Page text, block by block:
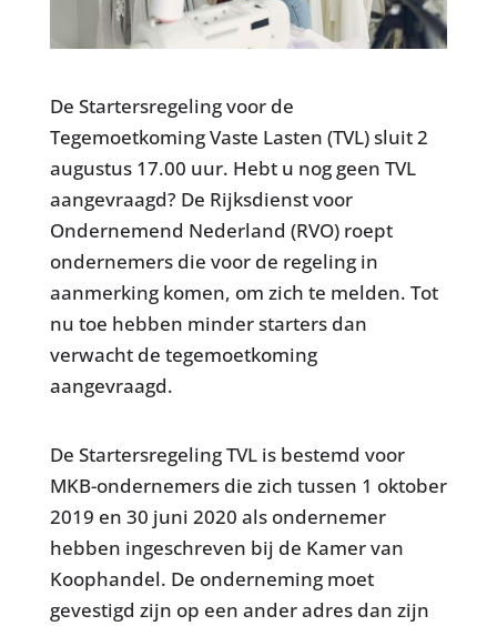
De Startersregeling voor de
Tegemoetkoming Vaste Lasten (TVL) sluit 2
augustus 17.00 uur. Hebt u nog geen TVL
aangevraagd? De Rijksdienst voor
Ondernemend Nederland (RVO) roept
ondernemers die voor de regeling in
aanmerking komen, om zich te melden. Tot
nu toe hebben minder starters dan
verwacht de tegemoetkoming
aangevraagd.
De Startersregeling TVL is bestemd voor
MKB-ondernemers die zich tussen 1 oktober
2019 en 30 juni 2020 als ondernemer
hebben ingeschreven bij de Kamer van
Koophandel. De onderneming moet
gevestigd zijn op een ander adres dan zijn